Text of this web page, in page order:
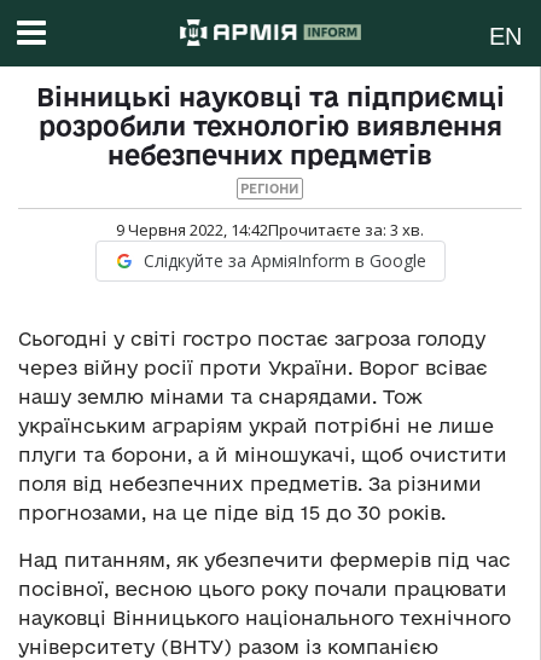
EN
Вінницькі науковці та підприємці
розробили технологію виявлення
небезпечних предметів
РЕГІОНИ
9 Червня 2022, 14:42Прочитаєте за: 3 хв.
Слідкуйте за АрміяInform в Google
Сьогодні у світі гостро постає загроза голоду
через війну росії проти України. Ворог всіває
нашу землю мінами та снарядами. Тож
українським аграріям украй потрібні не лише
плуги та борони, а й міношукачі, щоб очистити
поля від небезпечних предметів. За різними
прогнозами, на це піде від 15 до 30 років.
Над питанням, як убезпечити фермерів під час
посівної, весною цього року почали працювати
науковці Вінницького національного технічного
університету (ВНТУ) разом із компанією